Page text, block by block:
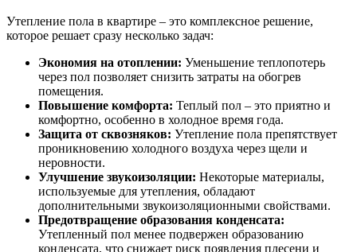
Утепление пола в квартире – это комплексное решение,
которое решает сразу несколько задач:
Экономия на отоплении: Уменьшение теплопотерь
через пол позволяет снизить затраты на обогрев
помещения.
Повышение комфорта: Теплый пол – это приятно и
комфортно, особенно в холодное время года.
Защита от сквозняков: Утепление пола препятствует
проникновению холодного воздуха через щели и
неровности.
Улучшение звукоизоляции: Некоторые материалы,
используемые для утепления, обладают
дополнительными звукоизоляционными свойствами.
Предотвращение образования конденсата:
Утепленный пол менее подвержен образованию
конденсата, что снижает риск появления плесени и